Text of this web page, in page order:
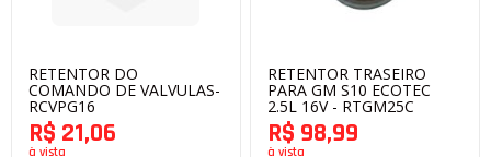
RETENTOR DO
COMANDO DE VALVULAS-
RCVPG16
R$ 21,06
à vista
RETENTOR TRASEIRO
PARA GM S10 ECOTEC
2.5L 16V - RTGM25C
R$ 98,99
à vista